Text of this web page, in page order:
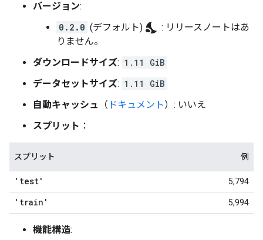
バージョン:
0.2.0 (デフォルト) nights_stay : リリースノートはあ
りません。
ダウンロードサイズ: 1.11 GiB
データセットサイズ: 1.11 GiB
自動キャッシュ
（ ドキュメント）: いいえ
スプリット ：
スプリット 例
'test' 5,794
'train' 5,994
機能構造: